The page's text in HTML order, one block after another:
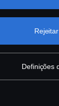
Definições